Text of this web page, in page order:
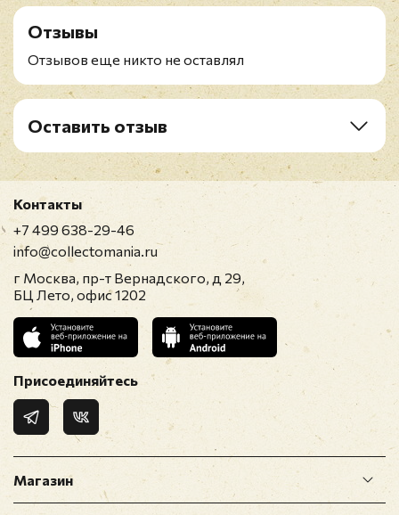
CD2: Dinner At The Ritz
CD3: Young Men Gone West
CD4: Book Early
Отзывы
Отзывов еще никто не оставлял
Оставить отзыв
Имя*
E-mail *
Отзыв*
Магазин
Контакты
+7 499 638-29-46
info@collectomania.ru
г Москва, пр-т Вернадского, д 29,
БЦ Лето, офис 1202
Присоединяйтесь